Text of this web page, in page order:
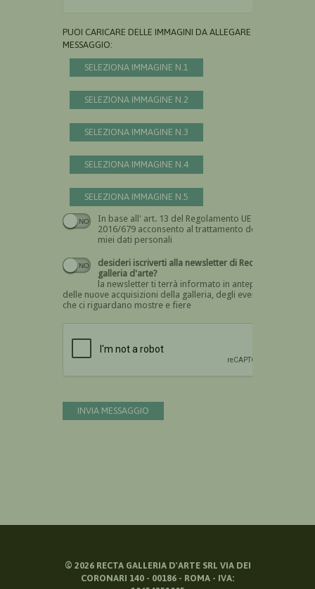
PUOI CARICARE DELLE IMMAGINI DA ALLEGARE AL
MESSAGGIO:
SELEZIONA IMMAGINE N.1
SELEZIONA IMMAGINE N.2
SELEZIONA IMMAGINE N.3
SELEZIONA IMMAGINE N.4
SELEZIONA IMMAGINE N.5
In base all' art. 13 del Regolamento UE n.
2016/679 acconsento al trattamento dei
miei dati personali
Devi dare il consenso
desideri iscriverti alla newsletter di Recta
galleria d'arte?
la newsletter ti terrà informato in anteprima
delle nuove acquisizioni della galleria, degli eventi
che ci riguardano mostre e fiere
INVIA MESSAGGIO
© 2026RECTA GALLERIA D'ARTE SRL VIA DEI
CORONARI 140 - 00186 - ROMA - IVA: